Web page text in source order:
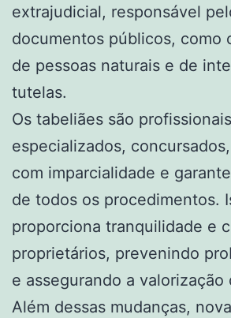
extrajudicial, responsável
documentos públicos, como
de pessoas naturais e de
tutelas.
Os tabeliães são profissionais
especializados,
com imparcialidade e
de todos os procedimentos.
proporciona tranquilidade e
proprietários, prevenindo
e assegurando a valorização
Além dessas mudanças,